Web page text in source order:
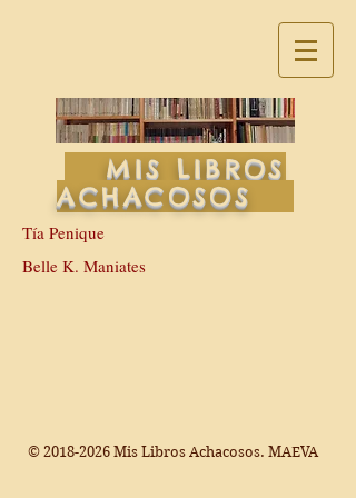
MIS LIBROS
ACHACOSOS
Tía Penique
Belle K. Maniates
© 2018-2026 Mis Libros Achacosos. MAEVA